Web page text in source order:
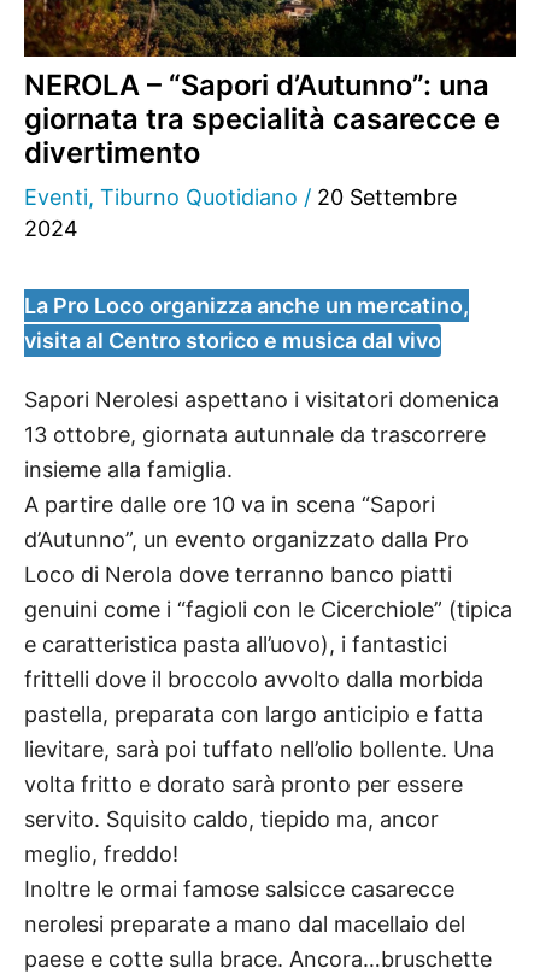
NEROLA – “Sapori d’Autunno”: una
giornata tra specialità casarecce e
divertimento
Eventi, Tiburno Quotidiano / 20 Settembre
2024
La Pro Loco organizza anche un mercatino,
visita al Centro storico e musica dal vivo
Sapori Nerolesi aspettano i visitatori domenica
13 ottobre, giornata autunnale da trascorrere
insieme alla famiglia.
A partire dalle ore 10 va in scena “Sapori
d’Autunno”, un evento organizzato dalla Pro
Loco di Nerola dove terranno banco piatti
genuini come i “fagioli con le Cicerchiole” (tipica
e caratteristica pasta all’uovo), i fantastici
frittelli dove il broccolo avvolto dalla morbida
pastella, preparata con largo anticipio e fatta
lievitare, sarà poi tuffato nell’olio bollente. Una
volta fritto e dorato sarà pronto per essere
servito. Squisito caldo, tiepido ma, ancor
meglio, freddo!
Inoltre le ormai famose salsicce casarecce
nerolesi preparate a mano dal macellaio del
paese e cotte sulla brace. Ancora…bruschette